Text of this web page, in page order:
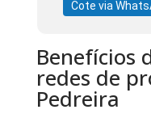
Cote via
Benefícios
redes de
Pedreira